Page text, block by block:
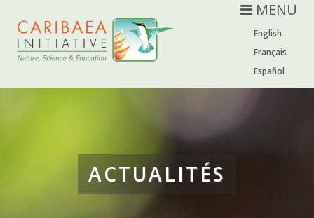
English
Français
Español
MENU
ACTUALITÉS